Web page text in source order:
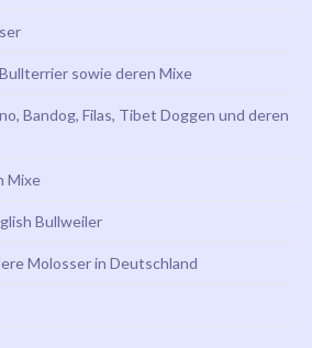
sowie deren Mixe
Bandog, Filas, Tibet Doggen und deren
Mixe
Bullweiler
Molosser in Deutschland